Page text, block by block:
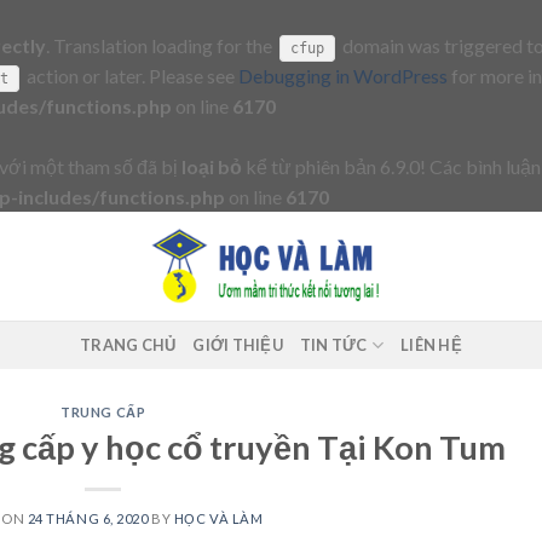
. Translation loading for the cfup
domain was triggered
action or later. Please see Debugging in WordPress for more
functions.php on line 6170
một tham số đã bị loại bỏ kể từ phiên bản 6.9.0! Các bình
includes/functions.php on line 6170
TRANG CHỦ GIỚI THIỆU TIN TỨC LIÊN HỆ
TRUNG CẤP
cấp y học cổ truyền Tại Kon Tum
ON 24 THÁNG 6, 2020BY HỌC VÀ LÀM